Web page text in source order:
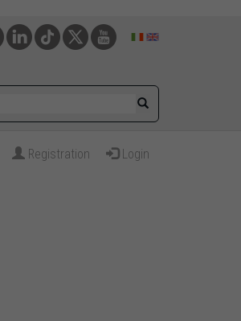
Registration Login